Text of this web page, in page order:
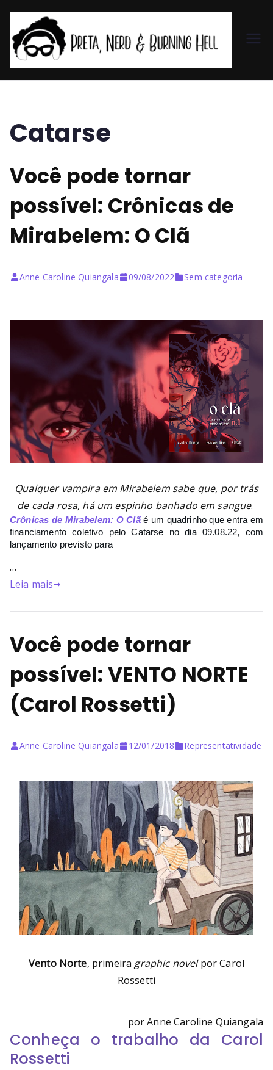
et
d
Bu
ng
He
ll
Catarse
Você pode tornar
possível: Crônicas de
Mirabelem: O Clã
Anne Caroline Quiangala 09/08/2022 Sem categoria
Qualquer vampira em Mirabelem sabe que, por trás
de cada rosa, há um espinho banhado em sangue.
Crônicas de Mirabelem: O Clã é um quadrinho que entra em
financiamento coletivo pelo Catarse no dia 09.08.22, com
lançamento previsto para
…
Leia mais
Você pode tornar
possível: VENTO NORTE
(Carol Rossetti)
Anne Caroline Quiangala 12/01/2018 Representatividade
Vento Norte, primeira graphic novelpor Carol
Rossetti
por Anne Caroline Quiangala
Conheça o trabalho da Carol
Rossetti